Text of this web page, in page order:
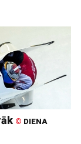
© DIENA